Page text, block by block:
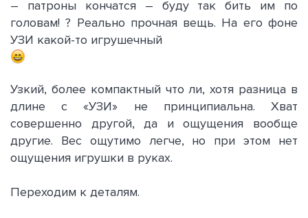
– патроны кончатся – буду так бить им по
головам! ? Реально прочная вещь. На его фоне
УЗИ какой-то игрушечный
Узкий, более компактный что ли, хотя разница в
длине с «УЗИ» не принципиальна. Хват
совершенно другой, да и ощущения вообще
другие. Вес ощутимо легче, но при этом нет
ощущения игрушки в руках.
Переходим к деталям.